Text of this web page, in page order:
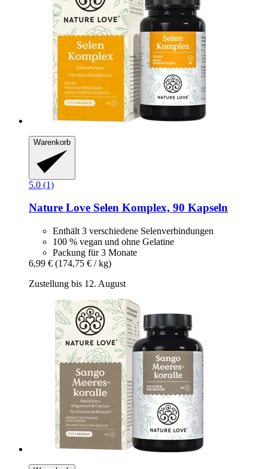
Warenkorb
5.0 (1)
Nature Love Selen Komplex, 90 Kapseln
Enthält 3 verschiedene Selenverbindungen
100 % vegan und ohne Gelatine
Packung für 3 Monate
6,99 € (174,75 € / kg)
Zustellung bis 12. August